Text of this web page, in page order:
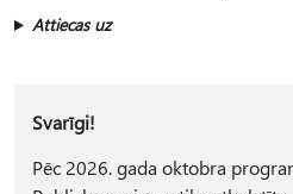
Attiecas uz
Svarīgi!
Pēc 2026. gada oktobra